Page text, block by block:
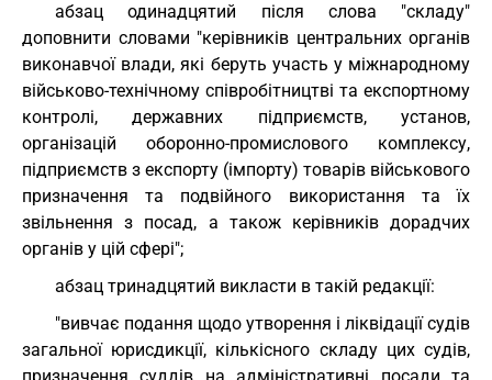
абзац одинадцятий після слова "складу"
доповнити словами "керівників центральних органів
виконавчої влади, які беруть участь у міжнародному
військово-технічному співробітництві та експортному
контролі, державних підприємств, установ,
організацій оборонно-промислового комплексу,
підприємств з експорту (імпорту) товарів військового
призначення та подвійного використання та їх
звільнення з посад, а також керівників дорадчих
органів у цій сфері";
абзац тринадцятий викласти в такій редакції:
"вивчає подання щодо утворення і ліквідації судів
загальної юрисдикції, кількісного складу цих судів,